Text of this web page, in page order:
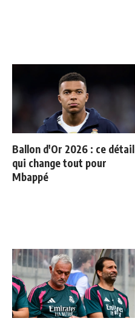
Ballon d'Or 2026 : ce détail
qui change tout pour
Mbappé